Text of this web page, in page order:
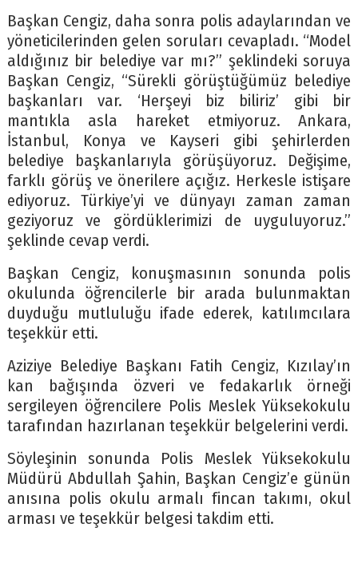
Başkan Cengiz, daha sonra polis adaylarından ve
yöneticilerinden gelen soruları cevapladı. “Model
aldığınız bir belediye var mı?” şeklindeki soruya
Başkan Cengiz, “Sürekli görüştüğümüz belediye
başkanları var. ‘Herşeyi biz biliriz’ gibi bir
mantıkla asla hareket etmiyoruz. Ankara,
İstanbul, Konya ve Kayseri gibi şehirlerden
belediye başkanlarıyla görüşüyoruz. Değişime,
farklı görüş ve önerilere açığız. Herkesle istişare
ediyoruz. Türkiye’yi ve dünyayı zaman zaman
geziyoruz ve gördüklerimizi de uyguluyoruz.”
şeklinde cevap verdi.
Başkan Cengiz, konuşmasının sonunda polis
okulunda öğrencilerle bir arada bulunmaktan
duyduğu mutluluğu ifade ederek, katılımcılara
teşekkür etti.
Aziziye Belediye Başkanı Fatih Cengiz, Kızılay’ın
kan bağışında özveri ve fedakarlık örneği
sergileyen öğrencilere Polis Meslek Yüksekokulu
tarafından hazırlanan teşekkür belgelerini verdi.
Söyleşinin sonunda Polis Meslek Yüksekokulu
Müdürü Abdullah Şahin, Başkan Cengiz’e günün
anısına polis okulu armalı fincan takımı, okul
arması ve teşekkür belgesi takdim etti.